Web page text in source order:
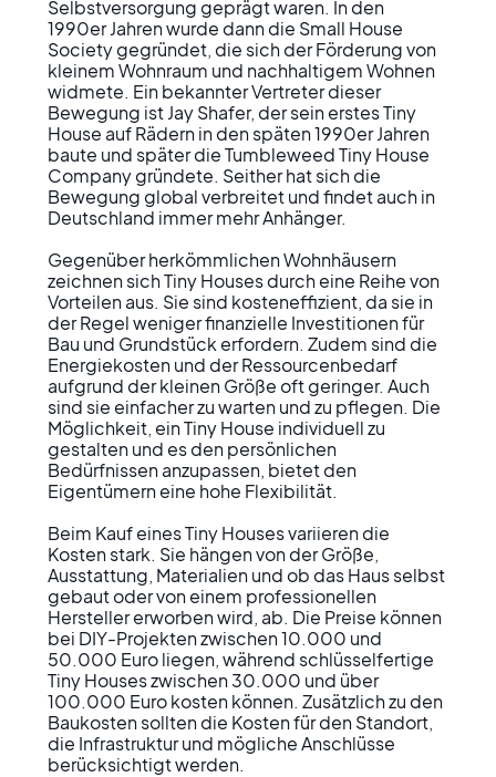
Selbstversorgung geprägt waren. In den
1990er Jahren wurde dann die Small House
Society gegründet, die sich der Förderung von
kleinem Wohnraum und nachhaltigem Wohnen
widmete. Ein bekannter Vertreter dieser
Bewegung ist Jay Shafer, der sein erstes Tiny
House auf Rädern in den späten 1990er Jahren
baute und später die Tumbleweed Tiny House
Company gründete. Seither hat sich die
Bewegung global verbreitet und findet auch in
Deutschland immer mehr Anhänger.
Gegenüber herkömmlichen Wohnhäusern
zeichnen sich Tiny Houses durch eine Reihe von
Vorteilen aus. Sie sind kosteneffizient, da sie in
der Regel weniger finanzielle Investitionen für
Bau und Grundstück erfordern. Zudem sind die
Energiekosten und der Ressourcenbedarf
aufgrund der kleinen Größe oft geringer. Auch
sind sie einfacher zu warten und zu pflegen. Die
Möglichkeit, ein Tiny House individuell zu
gestalten und es den persönlichen
Bedürfnissen anzupassen, bietet den
Eigentümern eine hohe Flexibilität.
Beim Kauf eines Tiny Houses variieren die
Kosten stark. Sie hängen von der Größe,
Ausstattung, Materialien und ob das Haus selbst
gebaut oder von einem professionellen
Hersteller erworben wird, ab. Die Preise können
bei DIY-Projekten zwischen 10.000 und
50.000 Euro liegen, während schlüsselfertige
Tiny Houses zwischen 30.000 und über
100.000 Euro kosten können. Zusätzlich zu den
Baukosten sollten die Kosten für den Standort,
die Infrastruktur und mögliche Anschlüsse
berücksichtigt werden.